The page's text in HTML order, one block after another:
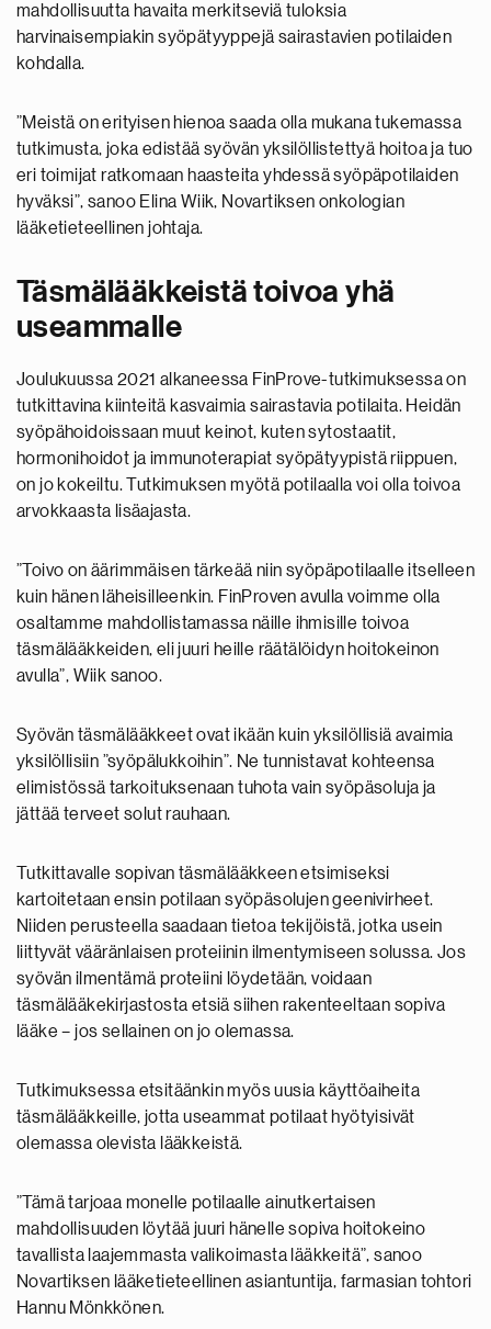
mahdollisuutta havaita merkitseviä tuloksia
harvinaisempiakin syöpätyyppejä sairastavien potilaiden
kohdalla.
”Meistä on erityisen hienoa saada olla mukana tukemassa
tutkimusta, joka edistää syövän yksilöllistettyä hoitoa ja tuo
eri toimijat ratkomaan haasteita yhdessä syöpäpotilaiden
hyväksi”, sanoo Elina Wiik, Novartiksen onkologian
lääketieteellinen johtaja.
Täsmälääkkeistä toivoa yhä
useammalle
Joulukuussa 2021 alkaneessa FinProve-tutkimuksessa on
tutkittavina kiinteitä kasvaimia sairastavia potilaita. Heidän
syöpähoidoissaan muut keinot, kuten sytostaatit,
hormonihoidot ja immunoterapiat syöpätyypistä riippuen,
on jo kokeiltu. Tutkimuksen myötä potilaalla voi olla toivoa
arvokkaasta lisäajasta.
”Toivo on äärimmäisen tärkeää niin syöpäpotilaalle itselleen
kuin hänen läheisilleenkin. FinProven avulla voimme olla
osaltamme mahdollistamassa näille ihmisille toivoa
täsmälääkkeiden, eli juuri heille räätälöidyn hoitokeinon
avulla”, Wiik sanoo.
Syövän täsmälääkkeet ovat ikään kuin yksilöllisiä avaimia
yksilöllisiin ”syöpälukkoihin”. Ne tunnistavat kohteensa
elimistössä tarkoituksenaan tuhota vain syöpäsoluja ja
jättää terveet solut rauhaan.
Tutkittavalle sopivan täsmälääkkeen etsimiseksi
kartoitetaan ensin potilaan syöpäsolujen geenivirheet.
Niiden perusteella saadaan tietoa tekijöistä, jotka usein
liittyvät vääränlaisen proteiinin ilmentymiseen solussa. Jos
syövän ilmentämä proteiini löydetään, voidaan
täsmälääkekirjastosta etsiä siihen rakenteeltaan sopiva
lääke – jos sellainen on jo olemassa.
Tutkimuksessa etsitäänkin myös uusia käyttöaiheita
täsmälääkkeille, jotta useammat potilaat hyötyisivät
olemassa olevista lääkkeistä.
”Tämä tarjoaa monelle potilaalle ainutkertaisen
mahdollisuuden löytää juuri hänelle sopiva hoitokeino
tavallista laajemmasta valikoimasta lääkkeitä”, sanoo
Novartiksen lääketieteellinen asiantuntija, farmasian tohtori
Hannu Mönkkönen.